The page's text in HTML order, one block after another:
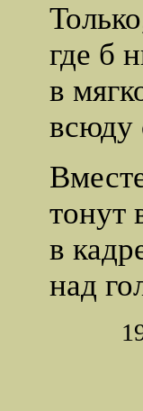
где б
в
всюду
тонут
в
над